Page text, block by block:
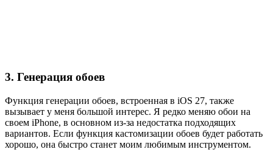
3. Генерация обоев
Функция генерации обоев, встроенная в iOS 27, также
вызывает у меня большой интерес. Я редко меняю обои на
своем iPhone, в основном из-за недостатка подходящих
вариантов. Если функция кастомизации обоев будет работать
хорошо, она быстро станет моим любимым инструментом.